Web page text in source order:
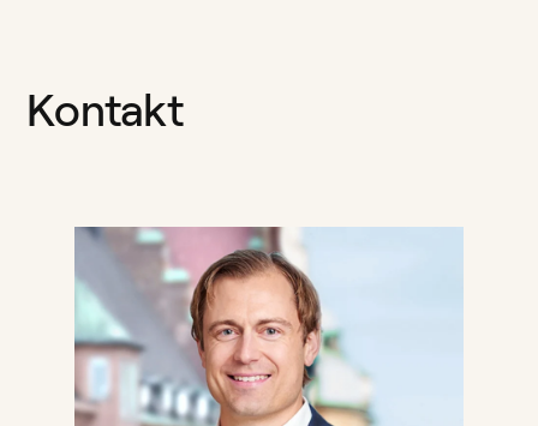
Kontakt